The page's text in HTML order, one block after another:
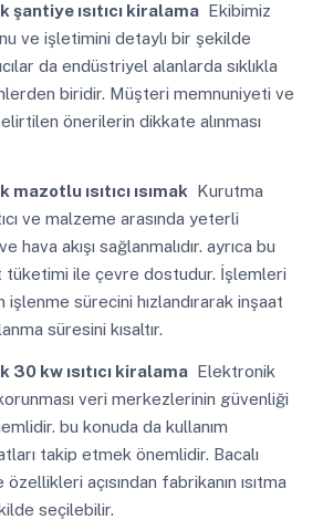
şantiye ısıtıcı kiralamaEkibimiz
ve işletimini detaylı bir şekilde
da endüstriyel alanlarda sıklıkla
biridir. Müşteri memnuniyeti ve
önerilerin dikkate alınması
mazotlu ısıtıcı ısımak Kurutma
ve malzeme arasında yeterli
hava akışı sağlanmalıdır. ayrıca bu
tüketimi ile çevre dostudur. İşlemleri
işlenme sürecini hızlandırarak inşaat
süresini kısaltır.
30 kw ısıtıcı kiralamaElektronik
veri merkezlerinin güvenliği
bu konuda da kullanım
takip etmek önemlidir. Bacalı
açısından fabrikanın ısıtma
seçilebilir.